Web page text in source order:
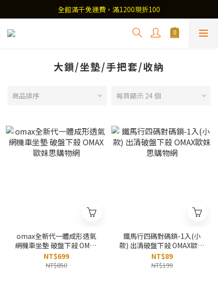
全館滿千免運費，滿1200現折100
大鎖/坐墊/手把套/收納
商品排序 每頁顯示 24 個
omax全新代一體成形透氣
網機車坐墊 破盤下殺 OMAX
歐妹思購物網
NT$699
NT$850
鐵馬行四碼對碼鎖-1入(小
款) 出清破盤下殺 OMAX歐妹
思購物網
NT$89
NT$199